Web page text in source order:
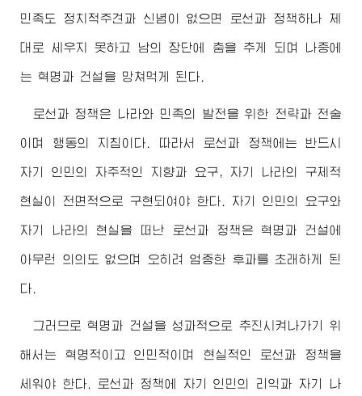
민족도 정치적주견과 신념이 없으면 로선과 정책하나 제
대로 세우지 못하고 남의 장단에 춤을 추게 되며 나중에
는 혁명과 건설을 망쳐먹게 된다.
로선과 정책은 나라와 민족의 발전을 위한 전략과 전술
이며 행동의 지침이다. 따라서 로선과 정책에는 반드시
자기 인민의 자주적인 지향과 요구, 자기 나라의 구체적
현실이 전면적으로 구현되여야 한다. 자기 인민의 요구와
자기 나라의 현실을 떠난 로선과 정책은 혁명과 건설에
아무런 의의도 없으며 오히려 엄중한 후과를 초래하게 된
다.
그러므로 혁명과 건설을 성과적으로 추진시켜나가기 위
해서는 혁명적이고 인민적이며 현실적인 로선과 정책을
세워야 한다. 로선과 정책에 자기 인민의 리익과 자기 나